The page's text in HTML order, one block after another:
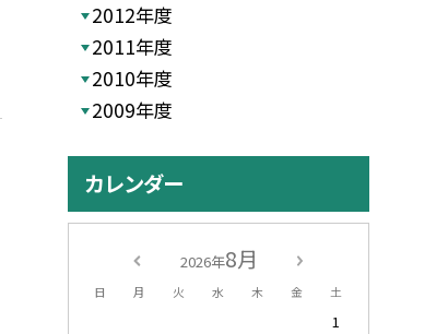
2012年度
2011年度
2010年度
2009年度
カレンダー
2026年8月
日 月 火 水 木 金 土
1